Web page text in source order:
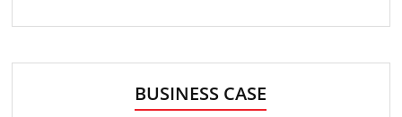
BUSINESS CASE